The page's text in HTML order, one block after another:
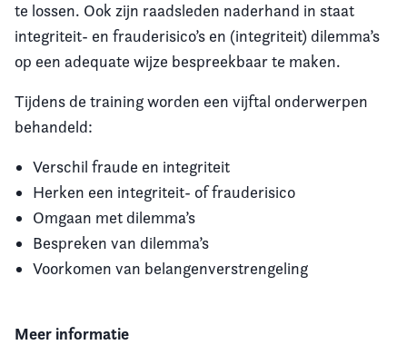
te lossen. Ook zijn raadsleden naderhand in staat
integriteit- en frauderisico’s en (integriteit) dilemma’s
op een adequate wijze bespreekbaar te maken.
Tijdens de training worden een vijftal onderwerpen
behandeld:
Verschil fraude en integriteit
Herken een integriteit- of frauderisico
Omgaan met dilemma’s
Bespreken van dilemma’s
Voorkomen van belangenverstrengeling
Meer informatie